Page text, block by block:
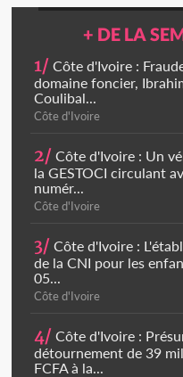
+ DE LA
1/ Côte d'Ivoire :
domaine foncier,
Coulibal...
Côte d'Ivoire
2/ Côte d'Ivoire : Un
la GESTOCI circulant
numér...
Côte d'Ivoire
3/ Côte d'Ivoire :
de la CNI pour les
05...
Côte d'Ivoire
4/ Côte d'Ivoire :
détournement de 39
FCFA à la...